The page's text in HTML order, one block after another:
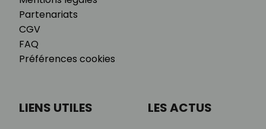
Partenariats
CGV
FAQ
Préférences cookies
LIENS UTILES LES ACTUS